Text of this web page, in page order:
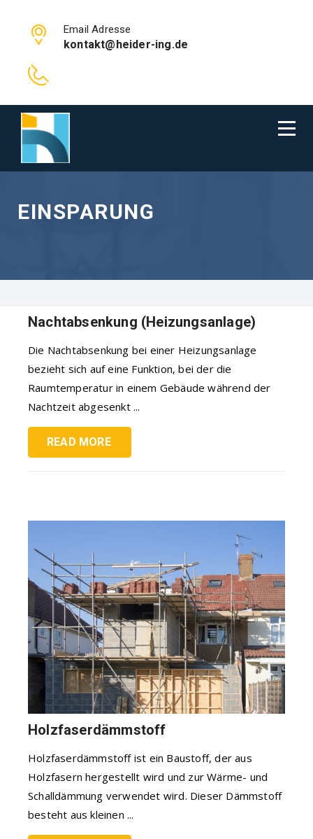
Email Adresse
kontakt@heider-ing.de
EINSPARUNG
Nachtabsenkung (Heizungsanlage)
Die Nachtabsenkung bei einer Heizungsanlage
bezieht sich auf eine Funktion, bei der die
Raumtemperatur in einem Gebäude während der
Nachtzeit abgesenkt ...
READ MORE
Holzfaserdämmstoff
Holzfaserdämmstoff ist ein Baustoff, der aus
Holzfasern hergestellt wird und zur Wärme- und
Schalldämmung verwendet wird. Dieser Dämmstoff
besteht aus kleinen ...